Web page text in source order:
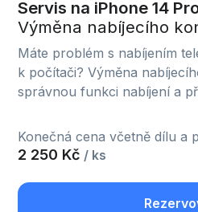
Servis na iPhone 14
Výměna nabíjecího
Máte problém s nabíjením
k počítači? Výměna
správnou funkci nabíjení a
Konečná cena včetně dílu a
2 250 Kč / ks